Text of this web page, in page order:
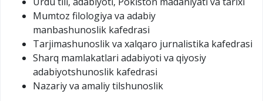
Mumtoz filologiya va adabiy
manbashunoslik kafedrasi
Tarjimashunoslik va xalqaro jurnalistika kafedrasi
Sharq mamlakatlari adabiyoti va qiyosiy
adabiyotshunoslik kafedrasi
Nazariy va amaliy tilshunoslik